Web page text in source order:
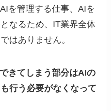
を管理する仕事、AIを
なるため、IT業界全体
はありません。
きてしまう部分はAIの
行う必要がなくなって